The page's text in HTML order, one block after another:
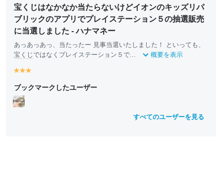
宝くじはなかなか当たらないけどイオンのキッズリパ
ブリックのアプリでプレイステーション５の抽選販売
に当選しました - ハナマネー
あっあっあっ、当たったー 見事当選いたしました！ といっても、
宝くじ ではなくプレイステーション５で... 概要を表示
y
ll
o
w
y
ll
o
w
ll
ブックマークしたユーザー
すべてのユーザーを見る